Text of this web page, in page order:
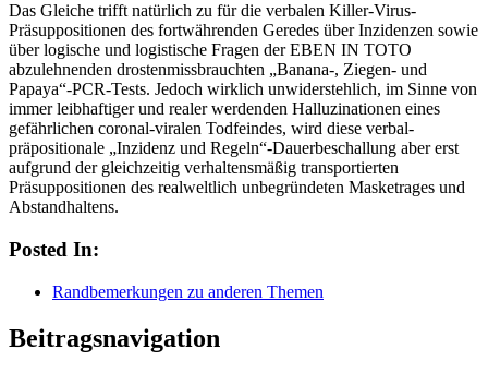
Das Gleiche trifft natürlich zu für die verbalen Killer-Virus-
Präsuppositionen des fortwährenden Geredes über Inzidenzen sowie
über logische und logistische Fragen der EBEN IN TOTO
abzulehnenden drostenmissbrauchten „Banana-, Ziegen- und
Papaya“-PCR-Tests. Jedoch wirklich unwiderstehlich, im Sinne von
immer leibhaftiger und realer werdenden Halluzinationen eines
gefährlichen coronal-viralen Todfeindes, wird diese verbal-
präpositionale „Inzidenz und Regeln“-Dauerbeschallung aber erst
aufgrund der gleichzeitig verhaltensmäßig transportierten
Präsuppositionen des realweltlich unbegründeten Masketrages und
Abstandhaltens.
Posted In:
Randbemerkungen zu anderen Themen
Beitragsnavigation